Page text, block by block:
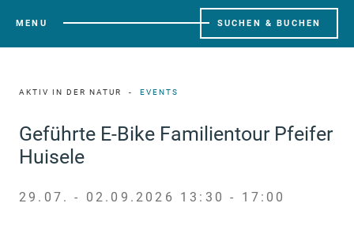
MENU SUCHEN & BUCHEN
AKTIV IN DER NATUR EVENTS
Geführte E-Bike Familientour Pfeifer
Huisele
29.07. - 02.09.2026 13:30 - 17:00